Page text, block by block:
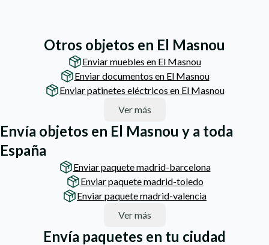
Otros objetos en El Masnou
Enviar muebles en El Masnou
Enviar documentos en El Masnou
Enviar patinetes eléctricos en El Masnou
Ver más
Envía objetos en El Masnou y a toda
España
Enviar paquete madrid-barcelona
Enviar paquete madrid-toledo
Enviar paquete madrid-valencia
Ver más
Envía paquetes en tu ciudad